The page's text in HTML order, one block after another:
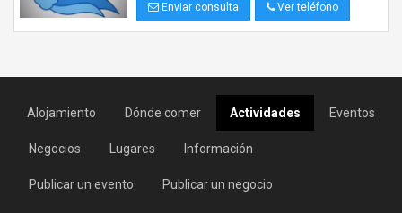
Enviar consulta Ver teléfono
Alojamiento Dónde comer Actividades Eventos
Negocios Lugares Información
Publicar un evento Publicar un negocio